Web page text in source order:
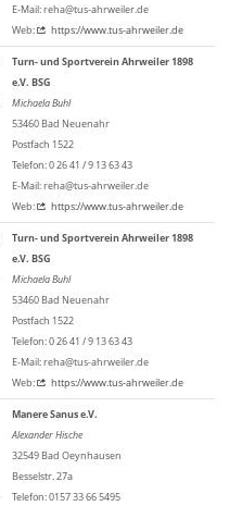
E-Mail: reha@tus-ahrweiler.de
Web:
https://www.tus-ahrweiler.de
Turn- und Sportverein Ahrweiler 1898
e.V. BSG
Michaela Buhl
53460 Bad Neuenahr
Postfach 1522
Telefon: 0 26 41 / 9 13 63 43
E-Mail: reha@tus-ahrweiler.de
Web:
https://www.tus-ahrweiler.de
Turn- und Sportverein Ahrweiler 1898
e.V. BSG
Michaela Buhl
53460 Bad Neuenahr
Postfach 1522
Telefon: 0 26 41 / 9 13 63 43
E-Mail: reha@tus-ahrweiler.de
Web:
https://www.tus-ahrweiler.de
Manere Sanus e.V.
Alexander Hische
32549 Bad Oeynhausen
Besselstr. 27a
Telefon: 0157 33 66 5495